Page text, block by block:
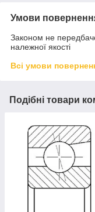
Умови
Законом не
належної якості
Всі умови
Подібні товари